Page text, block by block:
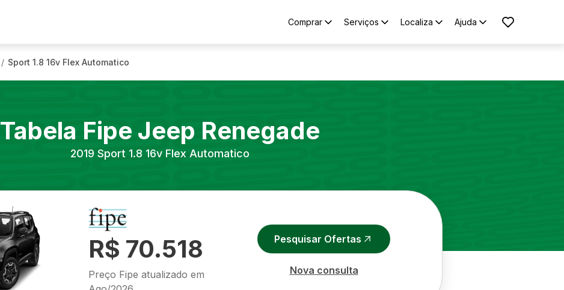
Comprar Serviços Localiza Ajuda
/ Sport 1.8 16v Flex Automatico
Tabela Fipe Jeep Renegade
2019 Sport 1.8 16v Flex Automatico
R$ 70.518
Preço Fipe atualizado em
Pesquisar Ofertas
Nova consulta